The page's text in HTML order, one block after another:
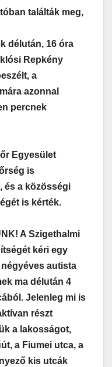
találták meg,
délután, 16 óra
Repkény
a
azonnal
percnek
Egyesület
is
és a közösségi
is kérték.
A Szigethalmi
kéri egy
autista
ma délután 4
Jelenleg mi is
részt
a lakosságot,
a Fiumei utca, a
kis utcák